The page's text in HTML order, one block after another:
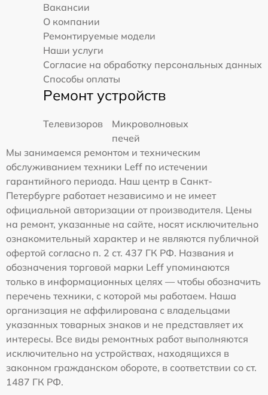
Вакансии
О компании
Ремонтируемые модели
Наши услуги
Согласие на обработку персональных данных
Способы оплаты
Ремонт устройств
Телевизоров
Микроволновых
печей
Мы занимаемся ремонтом и техническим
обслуживанием техники Leff по истечении
гарантийного периода. Наш центр в Санкт-
Петербурге работает независимо и не имеет
официальной авторизации от производителя. Цены
на ремонт, указанные на сайте, носят исключительно
ознакомительный характер и не являются публичной
офертой согласно п. 2 ст. 437 ГК РФ. Названия и
обозначения торговой марки Leff упоминаются
только в информационных целях — чтобы обозначить
перечень техники, с которой мы работаем. Наша
организация не аффилирована с владельцами
указанных товарных знаков и не представляет их
интересы. Все виды ремонтных работ выполняются
исключительно на устройствах, находящихся в
законном гражданском обороте, в соответствии со ст.
1487 ГК РФ.